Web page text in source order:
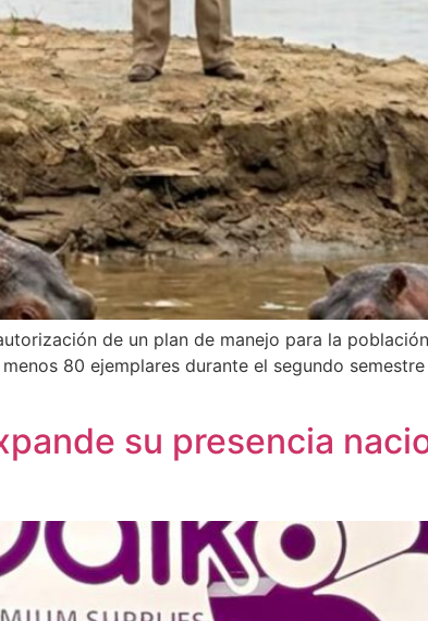
de un plan de manejo para la
80 ejemplares durante el segundo
su presencia